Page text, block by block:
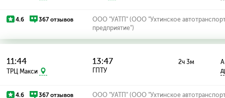
4.6 367 отзывов
ООО "УАТП" (ООО "Ухтинское
предприятие")
11:44
ТРЦ Макси
13:47
ГПТУ
2ч 3м
4.6 367 отзывов
ООО "УАТП" (ООО "Ухтинское